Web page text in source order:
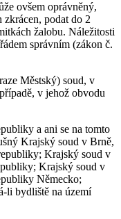
ovšem oprávněný,
podat do 2
žalobu. Náležitosti
správním (zákon č.
Městský) soud, v
v jehož obvodu
a ani se na tomto
Krajský soud v Brně,
Krajský soud v
Krajský soud v
Německo;
li bydliště na území